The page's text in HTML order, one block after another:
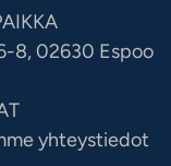
8, 02630 Espoo
yhteystiedot